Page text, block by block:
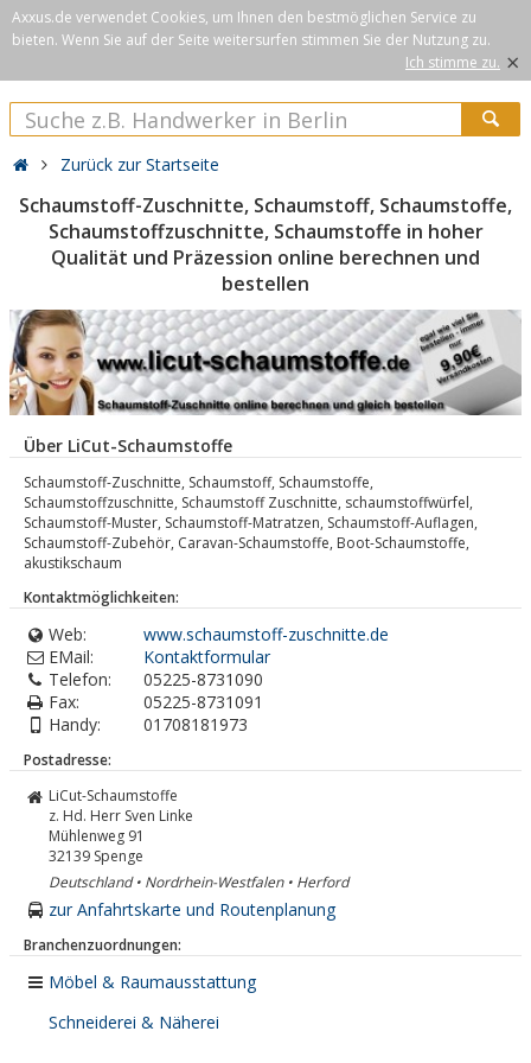
Axxus.de verwendet Cookies, um Ihnen den bestmöglichen Service zu
bieten. Wenn Sie auf der Seite weitersurfen stimmen Sie der Nutzung zu.
Ich stimme zu. ×
Zurück zur Startseite
Schaumstoff-Zuschnitte, Schaumstoff, Schaumstoffe,
Schaumstoffzuschnitte, Schaumstoffe in hoher
Qualität und Präzession online berechnen und
bestellen
Über LiCut-Schaumstoffe
Schaumstoff-Zuschnitte, Schaumstoff, Schaumstoffe,
Schaumstoffzuschnitte, Schaumstoff Zuschnitte, schaumstoffwürfel,
Schaumstoff-Muster, Schaumstoff-Matratzen, Schaumstoff-Auflagen,
Schaumstoff-Zubehör, Caravan-Schaumstoffe, Boot-Schaumstoffe,
akustikschaum
Kontaktmöglichkeiten:
Web:
www.schaumstoff-zuschnitte.de
EMail:
Kontaktformular
Telefon:
05225-8731090
Fax:
05225-8731091
Handy:
01708181973
Postadresse:
LiCut-Schaumstoffe
z. Hd. Herr Sven Linke
Mühlenweg 91
32139 Spenge
Deutschland • Nordrhein-Westfalen • Herford
zur Anfahrtskarte und Routenplanung
Branchenzuordnungen:
Möbel & Raumausstattung
Schneiderei & Näherei